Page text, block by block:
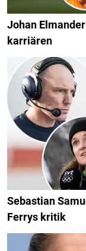
Johan
karriären
Sebastian
Ferrys kritik